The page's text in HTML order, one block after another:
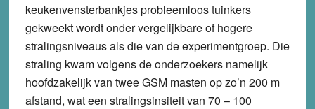
keukenvensterbankjes probleemloos tuinkers
gekweekt wordt onder vergelijkbare of hogere
stralingsniveaus als die van de experimentgroep. Die
straling kwam volgens de onderzoekers namelijk
hoofdzakelijk van twee GSM masten op zo’n 200 m
afstand, wat een stralingsinsiteit van 70 – 100